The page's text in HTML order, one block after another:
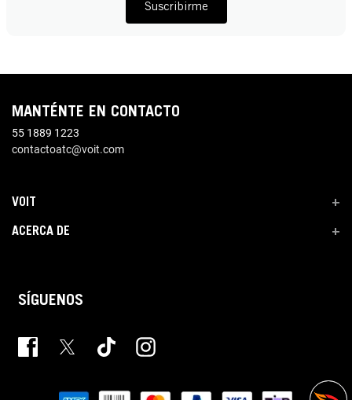
Suscribirme
MANTÉNTE EN CONTACTO
55 1889 1223
contactoatc@voit.com
VOIT +
ACERCA DE +
SÍGUENOS